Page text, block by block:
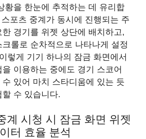
황을 한눈에 추적하는 데 유리합
포츠 중계가 동시에 진행되는 주
경기를 위젯 상단에 배치하고,
롤로 순차적으로 나타나게 설정
렇게 기기 하나의 잠금 화면에서
이용하는 중에도 경기 스코어
수 있어 마치 스타디움에 있는 듯
수 있습니다.
계 시청 시 잠금 화면 위젯
터 효율 분석